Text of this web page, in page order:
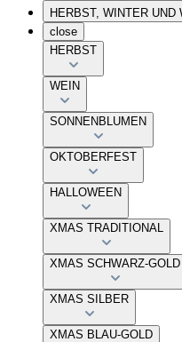
HERBST, WINTER UND
close
HERBST
WEIN
SONNENBLUMEN
OKTOBERFEST
HALLOWEEN
XMAS TRADITIONAL
XMAS SCHWARZ-GOLD
XMAS SILBER
XMAS BLAU-GOLD